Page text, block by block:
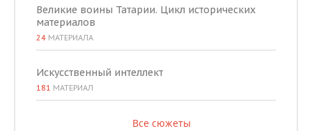
Великие воины Татарии. Цикл исторических
материалов
24 МАТЕРИАЛА
Искусственный интеллект
181 МАТЕРИАЛ
Все сюжеты